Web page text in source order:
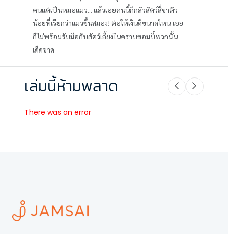
คนแต่เป็นหมอแมว... แล้วเอยคนนี้ก็กลัวสัตว์สี่ขาตัว
น้อยที่เรียกว่าแมวขึ้นสมอง! ต่อให้เงินดีขนาดไหน เอย
ก็ไม่พร้อมรับมือกับสัตว์เลี้ยงในคราบซอมบี้พวกนั้น
เด็ดขาด
เล่มนี้ห้ามพลาด
There was an error